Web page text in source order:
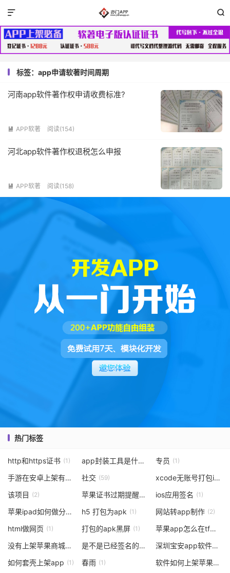


标签：app申请软著时间周期
河南app软件著作权申请收费标准?
 APP软著 阅读(154)
河北app软件著作权退税怎么申报
 APP软著 阅读(158)
热门标签
http和https证书 (1) app封装工具是什么 专员 (1)
手游在安卓上架有什么要求 (1)
社交 (59) xcode无账号打包ipa
该项目 (2) 苹果证书过期提醒软件 (1)
ios应用签名 (1)
苹果ipad如何做分发 (2)h5 打包为apk (1) 网站转app制作 (2)
html做网页 (1) 打包的apk黑屏 (1) 苹果app怎么在tf上架
没有上架苹果商城怎么办 (1) 是不是已经签名的apk (1)
深圳宝安app软件著作权登记
如何套壳上架app (1) 春雨 (1) 软件如何上架苹果市场